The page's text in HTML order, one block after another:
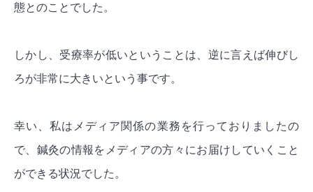
態とのことでした。
しかし、受療率が低いということは、逆に言えば伸びし
ろが非常に大きいという事です。
幸い、私はメディア関係の業務を行っておりましたの
で、鍼灸の情報をメディアの方々にお届けしていくこと
ができる状況でした。